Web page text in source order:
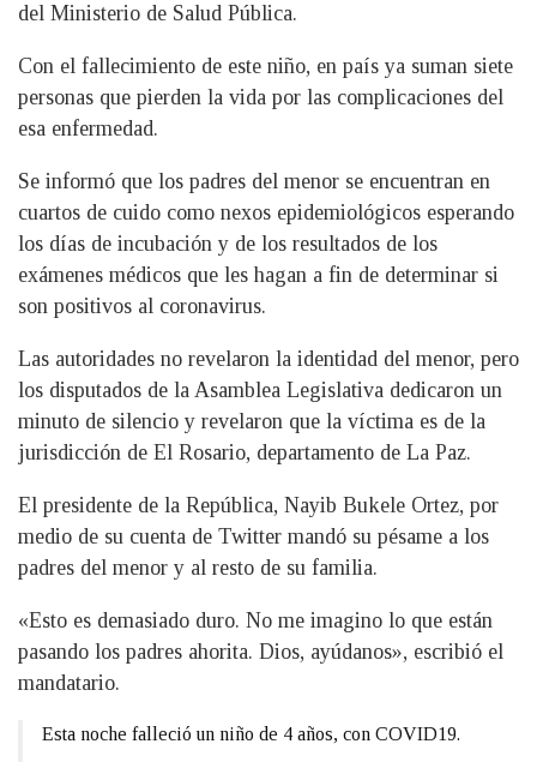
del Ministerio de Salud Pública.
Con el fallecimiento de este niño, en país ya suman siete
personas que pierden la vida por las complicaciones del
esa enfermedad.
Se informó que los padres del menor se encuentran en
cuartos de cuido como nexos epidemiológicos esperando
los días de incubación y de los resultados de los
exámenes médicos que les hagan a fin de determinar si
son positivos al coronavirus.
Las autoridades no revelaron la identidad del menor, pero
los disputados de la Asamblea Legislativa dedicaron un
minuto de silencio y revelaron que la víctima es de la
jurisdicción de El Rosario, departamento de La Paz.
El presidente de la República, Nayib Bukele Ortez, por
medio de su cuenta de Twitter mandó su pésame a los
padres del menor y al resto de su familia.
«Esto es demasiado duro. No me imagino lo que están
pasando los padres ahorita. Dios, ayúdanos», escribió el
mandatario.
Esta noche falleció un niño de 4 años, con COVID19.